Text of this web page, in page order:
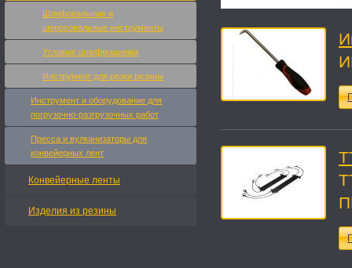
Шлифовальные и
шероховальные инструменты
Угловые шлифмашинки
Инструмент для резки резины
Инструмент и оборудование для
погрузочно-разгрузочных работ
Пресса и вулканизаторы для
конвейерных лент
Конвейерные ленты
Изделия из резины